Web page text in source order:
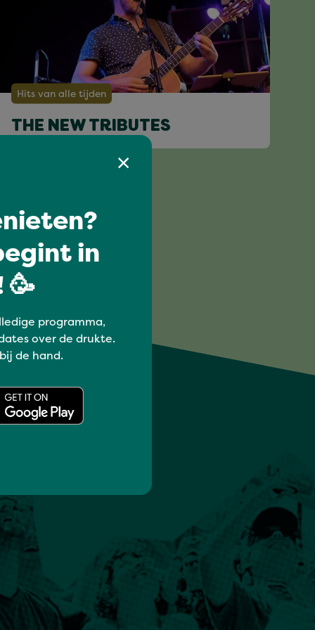
Hits van alle tijden
THE NEW TRIBUTES
in
🥳
programma,
over de drukte.
de hand.